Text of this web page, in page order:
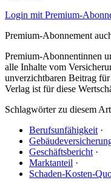
Login mit Premium-
Premium-Abonnement
Premium-Abonnentinnen
alle Inhalte vom
unverzichtbaren Beitrag
Verlag ist für diese
Schlagwörter zu diesem
Berufsunfähigkeit ·
Geschäftsbericht ·
Marktanteil ·
Schaden-Kosten-